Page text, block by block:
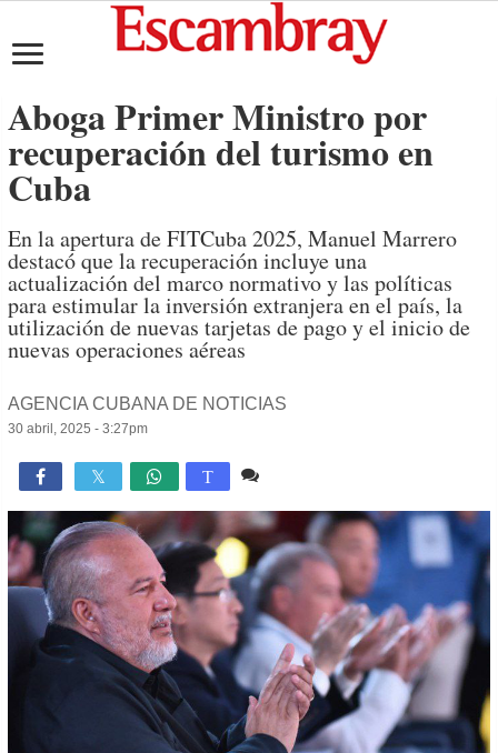
Aboga Primer Ministro por
recuperación del turismo en
Cuba
En la apertura de FITCuba 2025, Manuel Marrero
destacó que la recuperación incluye una
actualización del marco normativo y las políticas
para estimular la inversión extranjera en el país, la
utilización de nuevas tarjetas de pago y el inicio de
nuevas operaciones aéreas
AGENCIA CUBANA DE NOTICIAS
30 abril, 2025 - 3:27pm
 T